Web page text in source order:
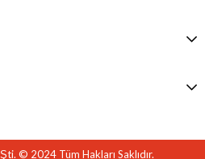
© 2024 Tüm Hakları Saklıdır.